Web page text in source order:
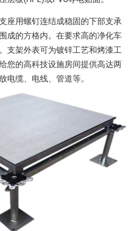
座用螺钉连结成稳固的下部支承
成的方格内。在要求高的净化车
支架外表可为镀锌工艺和烤漆工
您的高科技设施房间提供高达两
电缆、电线、管道等。